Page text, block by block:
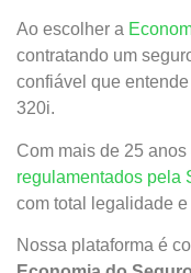
Ao escolher a
contratando um
confiável que
320i.
Com mais de 25
regulamentados pela
com total legalidade
Nossa plataforma é